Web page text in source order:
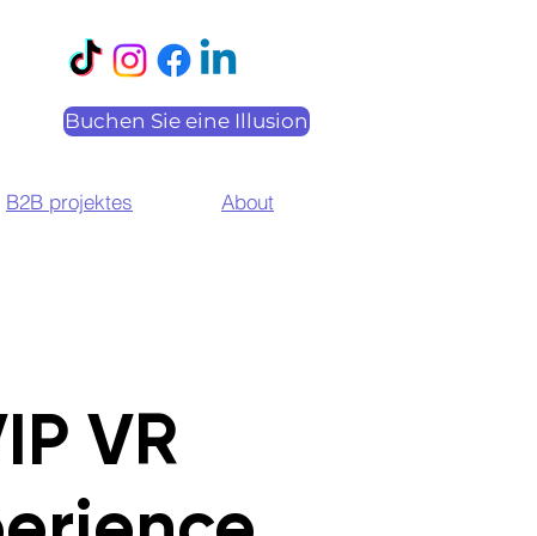
Buchen Sie eine Illusion
B2B projektes About
VR